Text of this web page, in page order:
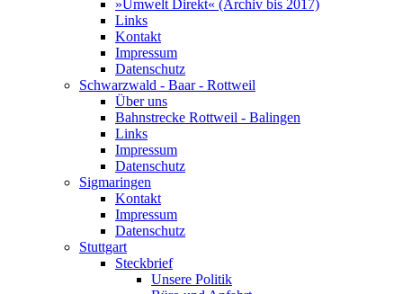
»Umwelt Direkt« (Archiv bis 2017)
Links
Kontakt
Impressum
Datenschutz
Schwarzwald - Baar - Rottweil
Über uns
Bahnstrecke Rottweil - Balingen
Links
Impressum
Datenschutz
Sigmaringen
Kontakt
Impressum
Datenschutz
Stuttgart
Steckbrief
Unsere Politik